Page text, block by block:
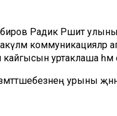
Радик Рәшит
коммуникацияләр
кайгысын уртаклаша
урыны